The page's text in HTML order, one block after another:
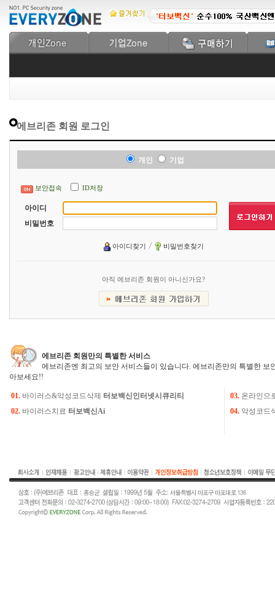
에브리존 회원 로그인
개인 기업
보안접속 ID저장
아이디
비밀번호
아이디찾기 비밀번호찾기
아직 에브리존 회원이 아니신가요?
에브리존 회원만의 특별한 서비스
에브리존엔 최고의 보안 서비스들이 있습니다. 에브리존만의 특별한 보
아보세요!!
01. 바이러스&악성코드삭제 터보백신인터넷시큐리티 03. 온라인으
02. 바이러스치료 터보백신Ai 04. 악성코드